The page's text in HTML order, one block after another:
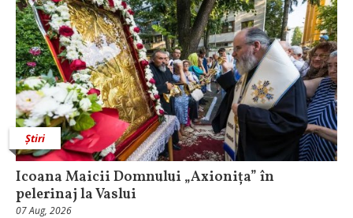
Știri
Icoana Maicii Domnului „Axionița” în
pelerinaj la Vaslui
07 Aug, 2026